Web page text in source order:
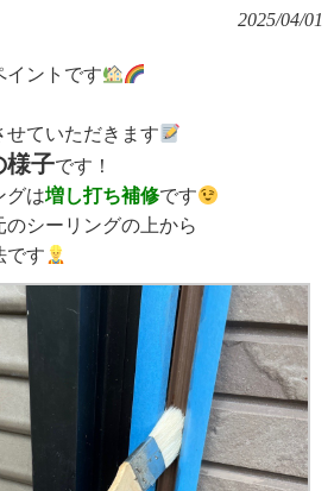
2025/04/01
イントです
せていただきます
様子です！
グは増し打ち補修です
シーリングの上から
です